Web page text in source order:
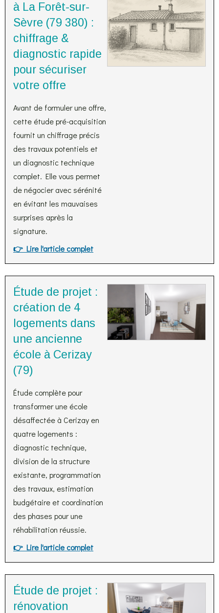
à La Forêt-sur-
Sèvre (79 380) :
chiffrage &
diagnostic rapide
pour sécuriser
votre offre
Avant de formuler une offre,
cette étude pré-acquisition
fournit un chiffrage précis
des travaux potentiels et
un diagnostic technique
complet. Elle vous permet
de négocier avec sérénité
en évitant les mauvaises
surprises après la
signature.
👉 Lire l'article complet
Étude de projet :
création de 4
logements dans
une ancienne
école à Cerizay
(79)
Étude complète pour
transformer une école
désaffectée à Cerizay en
quatre logements :
diagnostic technique,
division de la structure
existante, programmation
des travaux, estimation
budgétaire et coordination
des phases pour une
réhabilitation réussie.
👉 Lire l'article complet
Étude de projet :
rénovation